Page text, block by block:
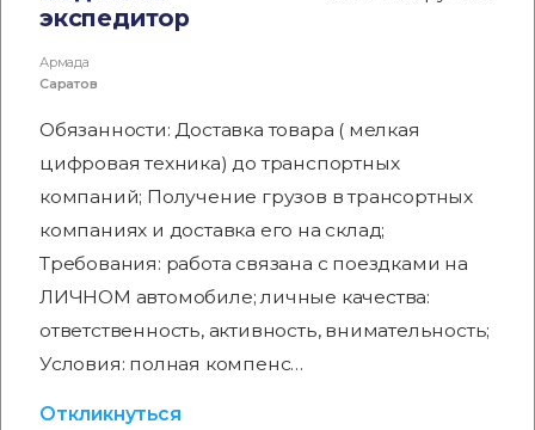
экспедитор
Армада
Саратов
Обязанности: Доставка товара ( мелкая
цифровая техника) до транспортных
компаний; Получение грузов в трансортных
компаниях и доставка его на склад;
Требования: работа связана с поездками на
ЛИЧНОМ автомобиле; личные качества:
ответственность, активность, внимательность;
Условия: полная компенс…
Откликнуться